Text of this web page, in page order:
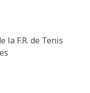
la F.R. de Tenis